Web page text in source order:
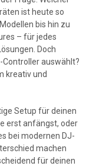
ist heute so
bis hin zu
– für jedes
Doch
auswählt?
kreativ und
Setup für deinen
erst anfängst, oder
bei modernen DJ-
machen
für deinen